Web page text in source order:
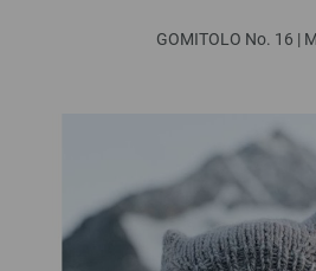
GOMITOLO No. 16 |